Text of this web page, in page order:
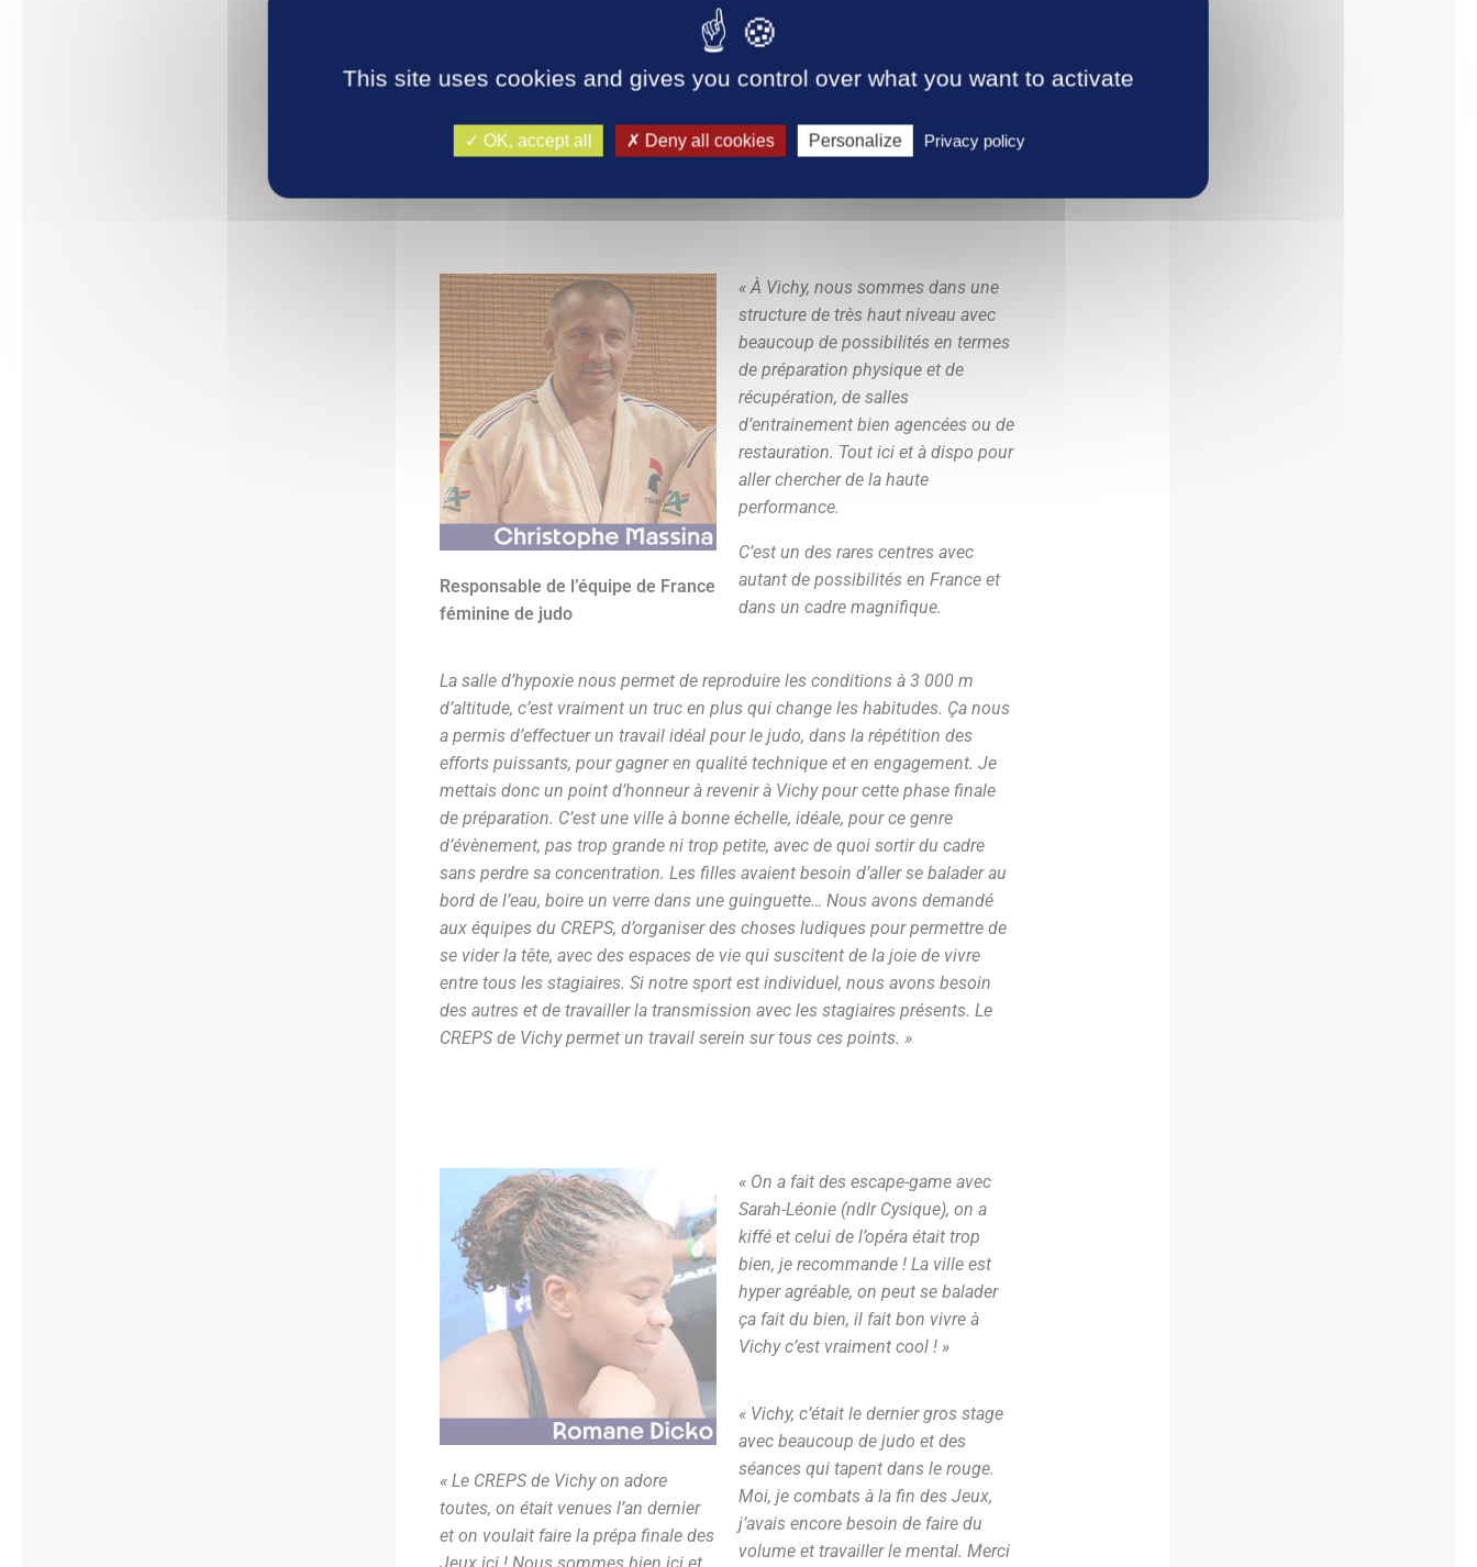
puis pour recharger les batteries. La
top ! ».
mais faut y retourner ! »
Responsable de l’équipe de France
féminine de judo
« À Vichy, nous sommes dans une
structure de très haut niveau avec
beaucoup de possibilités en termes
de préparation physique et de
récupération, de salles
d’entrainement bien agencées ou de
restauration. Tout ici et à dispo pour
aller chercher de la haute
performance.
C’est un des rares centres avec
autant de possibilités en France et
dans un cadre magnifique.
La salle d’hypoxie nous permet de reproduire les conditions à 3 000 m
d’altitude, c’est vraiment un truc en plus qui change les habitudes. Ça nous
a permis d’effectuer un travail idéal pour le judo, dans la répétition des
efforts puissants, pour gagner en qualité technique et en engagement. Je
mettais donc un point d’honneur à revenir à Vichy pour cette phase finale
de préparation. C’est une ville à bonne échelle, idéale, pour ce genre
d’évènement, pas trop grande ni trop petite, avec de quoi sortir du cadre
sans perdre sa concentration. Les filles avaient besoin d’aller se balader au
bord de l’eau, boire un verre dans une guinguette… Nous avons demandé
aux équipes du CREPS, d’organiser des choses ludiques pour permettre de
se vider la tête, avec des espaces de vie qui suscitent de la joie de vivre
entre tous les stagiaires. Si notre sport est individuel, nous avons besoin
des autres et de travailler la transmission avec les stagiaires présents. Le
CREPS de Vichy permet un travail serein sur tous ces points. »
« Le CREPS de Vichy on adore
toutes, on était venues l’an dernier
et on voulait faire la prépa finale des
« On a fait des escape-game avec
Sarah-Léonie (ndlr Cysique), on a
kiffé et celui de l’opéra était trop
bien, je recommande ! La ville est
hyper agréable, on peut se balader
ça fait du bien, il fait bon vivre à
Vichy c’est vraiment cool ! »
« Vichy, c’était le dernier gros stage
avec beaucoup de judo et des
séances qui tapent dans le rouge.
Moi, je combats à la fin des Jeux,
j’avais encore besoin de faire du
volume et travailler le mental. Merci
This site uses cookies and gives you control over what you want to activate
OK, accept all Deny all cookies Personalize Privacy policy